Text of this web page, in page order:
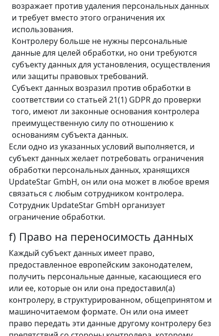
возражает против удаления персональных данных
и требует вместо этого ограничения их
использования.
Контролеру больше не нужны персональные
данные для целей обработки, но они требуются
субъекту данных для установления, осуществления
или защиты правовых требований.
Субъект данных возразил против обработки в
соответствии со статьей 21(1) GDPR до проверки
того, имеют ли законные основания контролера
преимущественную силу по отношению к
основаниям субъекта данных.
Если одно из указанных условий выполняется, и
субъект данных желает потребовать ограничения
обработки персональных данных, хранящихся
UpdateStar GmbH, он или она может в любое время
связаться с любым сотрудником контролера.
Сотрудник UpdateStar GmbH организует
ограничение обработки.
f) Право на переносимость данных
Каждый субъект данных имеет право,
предоставленное европейским законодателем,
получить персональные данные, касающиеся его
или ее, которые он или она предоставил(а)
контролеру, в структурированном, общепринятом и
машиночитаемом формате. Он или она имеет
право передать эти данные другому контролеру без